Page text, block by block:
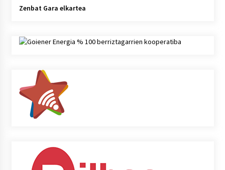
Zenbat Gara elkartea